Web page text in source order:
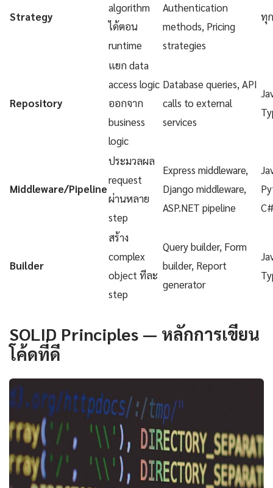
Strategy
algorithm
ได้ตอน
runtime
Authentication
methods, Pricing
strategies
ทุ
Repository
แยก data
access logic
ออกจาก
business
logic
Database queries, API
calls to external
services
Middleware/Pipeline
ประมวลผล
request
ผ่านหลาย
step
Express middleware,
Django middleware,
ASP.NET pipeline
Builder
สร้าง
complex
object ทีละ
step
Query builder, Form
builder, Report
generator
SOLID Principles — หลักการเขียน
โค้ดที่ดี